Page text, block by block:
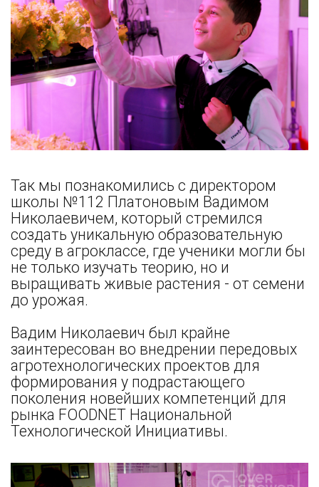
Так мы познакомились с директором
школы №112 Платоновым Вадимом
Николаевичем, который стремился
создать уникальную образовательную
среду в агроклассе, где ученики могли бы
не только изучать теорию, но и
выращивать живые растения - от семени
до урожая.
Вадим Николаевич был крайне
заинтересован во внедрении передовых
агротехнологических проектов для
формирования у подрастающего
поколения новейших компетенций для
рынка FOODNET Национальной
Технологической Инициативы.